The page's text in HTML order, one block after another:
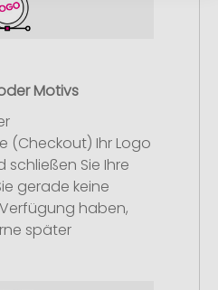
Motivs
(Checkout) Ihr Logo
Sie Ihre
gerade keine
haben,
später